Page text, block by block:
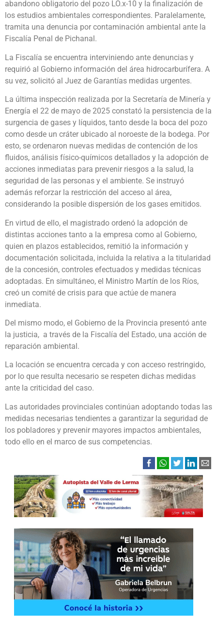
abandono obligatorio del pozo LO.x-10 y la finalización de
los estudios ambientales correspondientes. Paralelamente,
tramita una denuncia por contaminación ambiental ante la
Fiscalía Penal de Pichanal.
La Fiscalía se encuentra interviniendo ante denuncias y
requirió al Gobierno información del área hidrocarburífera. A
su vez, solicitó al Juez de Garantías medidas urgentes.
La última inspección realizada por la Secretaría de Minería y
Energía el 22 de mayo de 2025 constató la persistencia de la
surgencia de gases y líquidos, tanto desde la boca del pozo
como desde un cráter ubicado al noroeste de la bodega. Por
esto, se ordenaron nuevas medidas de contención de los
fluidos, análisis físico-químicos detallados y la adopción de
acciones inmediatas para prevenir riesgos a la salud, la
seguridad de las personas y el ambiente. Se instruyó
además reforzar la restricción del acceso al área,
considerando la posible dispersión de los gases emitidos.
En virtud de ello, el magistrado ordenó la adopción de
distintas acciones tanto a la empresa como al Gobierno,
quien en plazos establecidos, remitió la información y
documentación solicitada, incluida la relativa a la titularidad
de la concesión, controles efectuados y medidas técnicas
adoptadas. En simultáneo, el Ministro Martín de los Ríos,
creó un comité de crisis para que actúe de manera
inmediata.
Del mismo modo, el Gobierno de la Provincia presentó ante
la justicia, a través de la Fiscalía del Estado, una acción de
reparación ambiental.
La locación se encuentra cercada y con acceso restringido,
por lo que resulta necesario se respeten dichas medidas
ante la criticidad del caso.
Las autoridades provinciales continúan adoptando todas las
medidas necesarias tendientes a garantizar la seguridad de
los pobladores y prevenir mayores impactos ambientales,
todo ello en el marco de sus competencias.